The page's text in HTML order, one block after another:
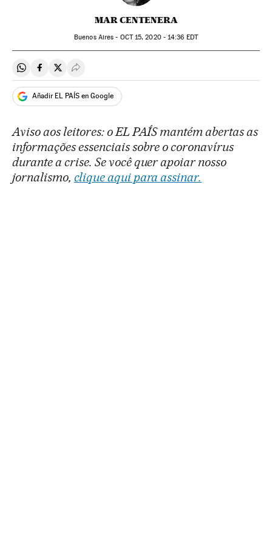
MAR CENTENERA
Buenos Aires - OCT15, 2020 - 14:36 EDT
Compartir en Whatsapp
Compartir en Facebook
Compartir en Twitter
Desplegar Redes Sociales
Añadir EL PAÍS en Google
Aviso aos leitores: o EL PAÍS mantém abertas as
informações essenciais sobre o coronavírus
durante a crise. Se você quer apoiar nosso
jornalismo, clique aqui para assinar.